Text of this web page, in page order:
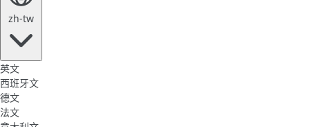
zh-tw
英文
西班牙文
德文
法文